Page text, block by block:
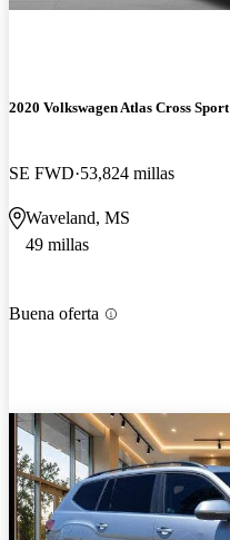
2020 Volkswagen Atlas Cross Sport
SE FWD 53,824 millas
Waveland, MS
49 millas
Buena oferta